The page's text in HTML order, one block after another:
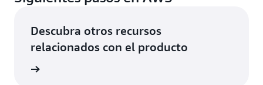
Descubra otros recursos
relacionados con el producto